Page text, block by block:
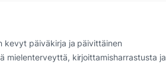
kevyt päiväkirja ja päivittäinen
mielenterveyttä, kirjoittamisharrastusta ja